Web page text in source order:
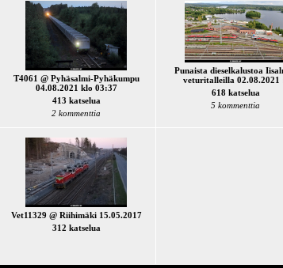
T4061 @ Pyhäsalmi-Pyhäkumpu
04.08.2021 klo 03:37
413 katselua
2 kommenttia
Punaista dieselkalustoa
veturitalleilla 02.08.2021
618 katselua
5 kommenttia
Vet11329 @ Riihimäki 15.05.2017
312 katselua